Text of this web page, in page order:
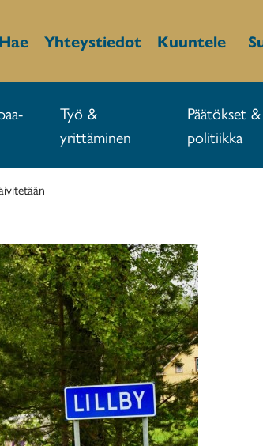
Hae Yhteystiedot Kuuntele
Työ &
yrittäminen
Päätökset &
politiikka